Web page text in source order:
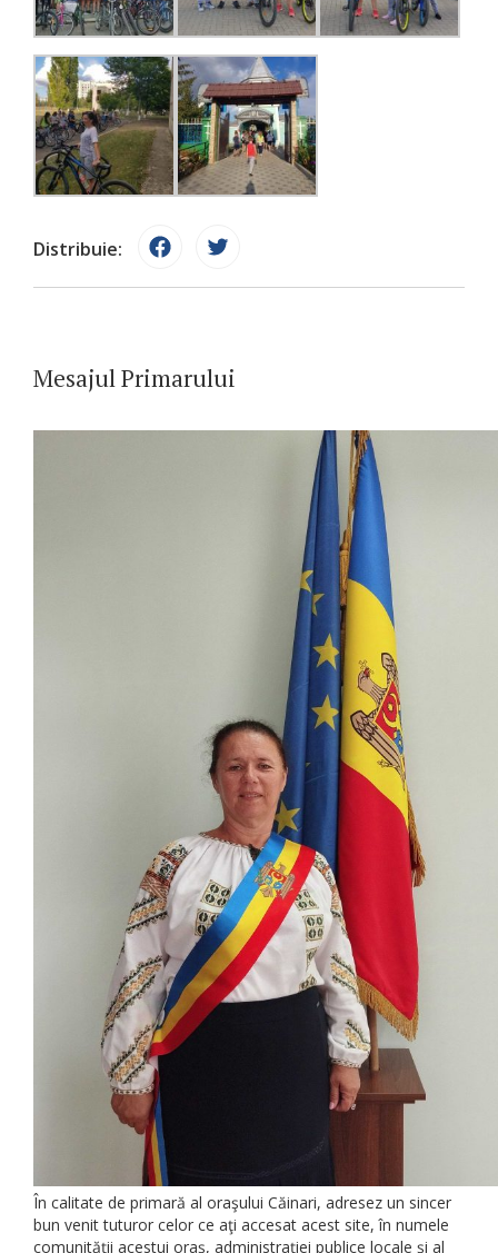
Distribuie:
Mesajul Primarului
În calitate de primară al oraşului Căinari, adresez un sincer
bun venit tuturor celor ce aţi accesat acest site, în numele
comunităţii acestui oraş, administraţiei publice locale şi al